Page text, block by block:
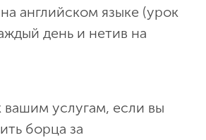
английском языке (урок
день и нетив на
вашим услугам, если вы
борца за